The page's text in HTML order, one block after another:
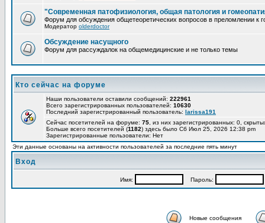
"Современная патофизиология, общая патология и
Форум для обсуждения общетеоретических вопросов в преломлении к
Модератор olderdoctor
Обсуждение насущного
Форум для рассуждалок на общемедицинские и не только темы
Кто сейчас на форуме
Наши пользователи оставили сообщений: 222961
Всего зарегистрированных пользователей: 10630
Последний зарегистрированный пользователь: larissa191
Сейчас посетителей на форуме: 75 , из них зарегистрированных: 0,
Больше всего посетителей (1182) здесь было Сб Июл 25, 2026 12:38 pm
Зарегистрированные пользователи: Нет
Эти данные основаны на активности пользователей за последние пять минут
Вход
Имя: Пароль:
Новые сообщения